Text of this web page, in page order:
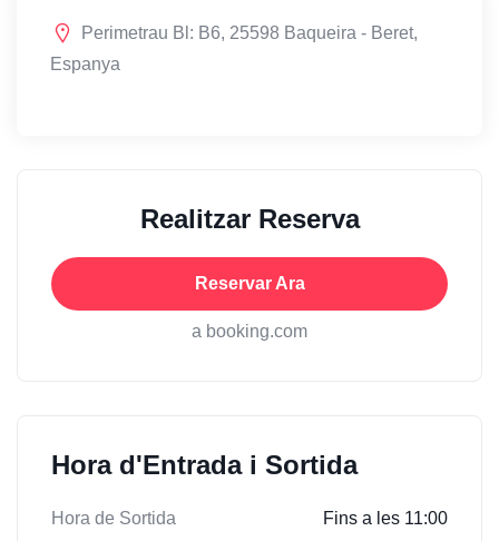
Perimetrau Bl: B6, 25598 Baqueira - Beret,
Espanya
Realitzar Reserva
Reservar Ara
a booking.com
Hora d'Entrada i Sortida
Hora de Sortida Fins a les 11:00